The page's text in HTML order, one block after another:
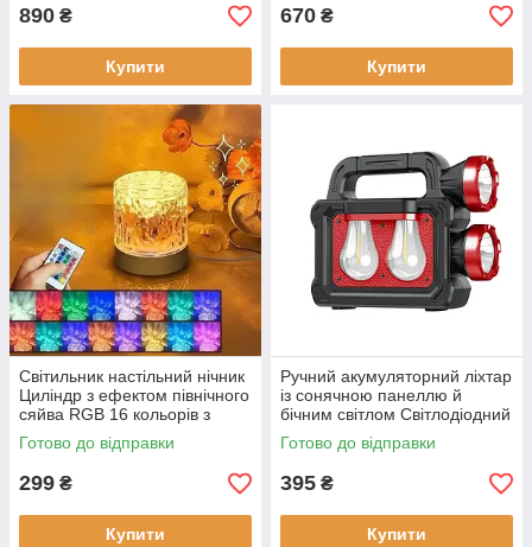
890 ₴
Купити
670 ₴
Купити
Світильник настільний нічник
Циліндр з ефектом північного
сяйва RGB 16 кольорів з
пультом живлення від
батарейок або USB
Готово до відправки
299 ₴
Купити
Ручний акумуляторний ліхтар
із сонячною панеллю й
бічним світлом Світлодіодний
ліхтар-лампа з PowerBank
Готово до відправки
395 ₴
Купити